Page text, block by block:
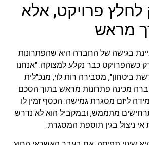
פרויקט, אלא
מראש
בגישה של החברה היא שהפתרונות
כשהפרויקט כבר נקלע למצוקה. "אנחנו
ביטחון", מסבירה רות לוי, מנכ"לית
מכינה פתרונות מראש בתוך הסכם
ליזם מסגרת גמישה: הכסף זמין לו
מתממש, ובמקביל הוא לא נדרש
ניצול בגין תוספת המסגרת.